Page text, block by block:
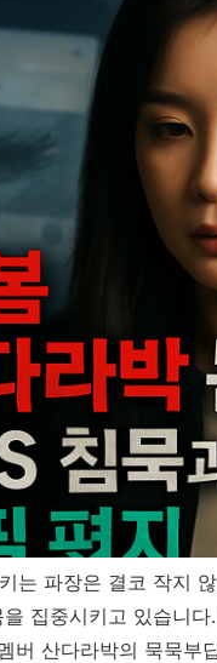
는 파장은 결코 작지
집중시키고 있습니
버 산다라박의 묵묵부